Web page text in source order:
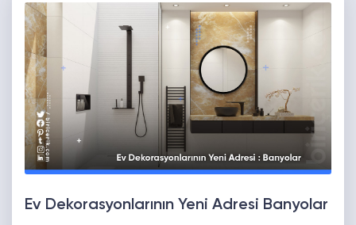
Ev Dekorasyonlarının Yeni Adresi Banyolar